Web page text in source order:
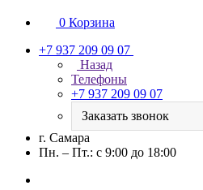
0 Корзина
+7 937 209 09 07
Назад
Телефоны
+7 937 209 09 07
Заказать звонок
г. Самара
Пн. – Пт.: с 9:00 до 18:00